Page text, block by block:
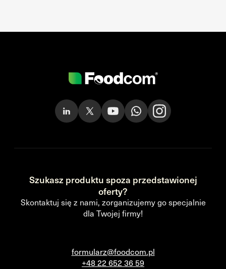
Szukasz produktu spoza przedstawionej
oferty?
Skontaktuj się z nami, zorganizujemy go specjalnie
dla Twojej firmy!
formularz@foodcom.pl
+48 22 652 36 59